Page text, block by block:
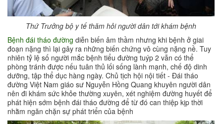
Thứ Trưởng bộ y tế thăm hỏi người dân tới khám bệnh
Bệnh đái tháo đường diễn biến âm thầm nhưng khi bệnh ở giai
đoạn nặng thì lại gây ra những biến chứng vô cùng nặng nề. Tuy
nhiên tỷ lệ số người mắc bệnh tiểu đường tuýp 2 vẫn có thể
phòng tránh được nếu tuân thủ lối sống lành mạnh, chế độ dinh
dưỡng, tập thể dục hàng ngày. Chủ tịch hội nội tiết - Đái tháo
đường Việt Nam giáo sư Nguyễn Hồng Quang khuyên người dân
nên đi khám sức khỏe thường xuyên, xét nghiệm đường huyết để
phát hiện sớm bệnh đái tháo đường để từ đó can thiệp kịp thời
nhằm ngăn chặn sự phát triển của bệnh